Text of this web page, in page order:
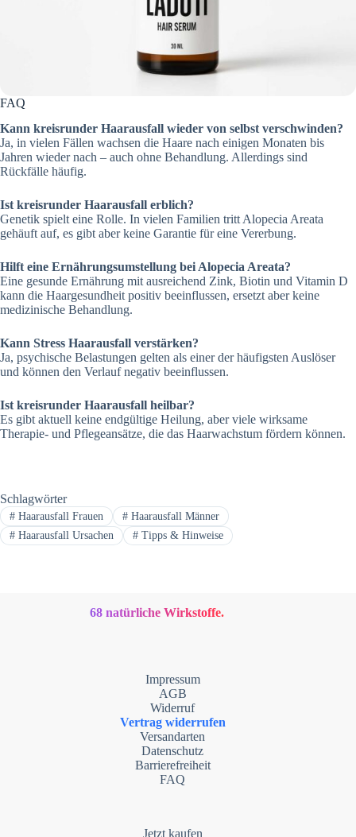
FAQ
Kann kreisrunder Haarausfall wieder von selbst verschwinden?
Ja, in vielen Fällen wachsen die Haare nach einigen Monaten bis
Jahren wieder nach – auch ohne Behandlung. Allerdings sind
Rückfälle häufig.
Ist kreisrunder Haarausfall erblich?
Genetik spielt eine Rolle. In vielen Familien tritt Alopecia Areata
gehäuft auf, es gibt aber keine Garantie für eine Vererbung.
Hilft eine Ernährungsumstellung bei Alopecia Areata?
Eine gesunde Ernährung mit ausreichend Zink, Biotin und Vitamin D
kann die Haargesundheit positiv beeinflussen, ersetzt aber keine
medizinische Behandlung.
Kann Stress Haarausfall verstärken?
Ja, psychische Belastungen gelten als einer der häufigsten Auslöser
und können den Verlauf negativ beeinflussen.
Ist kreisrunder Haarausfall heilbar?
Es gibt aktuell keine endgültige Heilung, aber viele wirksame
Therapie- und Pflegeansätze, die das Haarwachstum fördern können.
Schlagwörter
#Haarausfall Frauen #Haarausfall Männer
#Haarausfall Ursachen #Tipps & Hinweise
68 natürliche Wirkstoffe.
Impressum
AGB
Widerruf
Vertrag widerrufen
Versandarten
Datenschutz
Barrierefreiheit
FAQ
Jetzt kaufen